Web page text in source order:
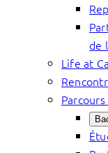
de
Life at